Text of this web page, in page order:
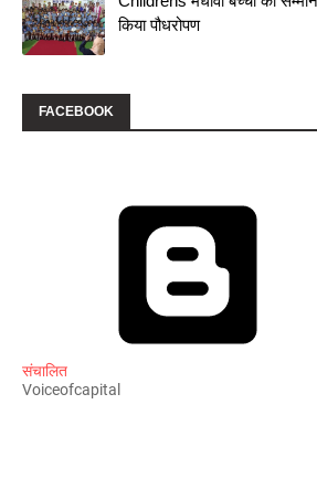
किया पौधरोपण
FACEBOOK
संचालित
Voiceofcapital